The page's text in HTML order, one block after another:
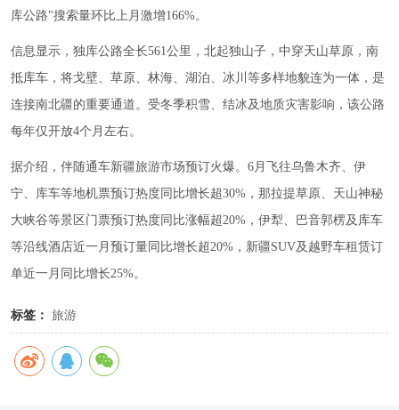
库公路"搜索量环比上月激增166%。
信息显示，独库公路全长561公里，北起独山子，中穿天山草原，南
抵库车，将戈壁、草原、林海、湖泊、冰川等多样地貌连为一体，是
连接南北疆的重要通道。受冬季积雪、结冰及地质灾害影响，该公路
每年仅开放4个月左右。
据介绍，伴随通车新疆旅游市场预订火爆。6月飞往乌鲁木齐、伊
宁、库车等地机票预订热度同比增长超30%，那拉提草原、天山神秘
大峡谷等景区门票预订热度同比涨幅超20%，伊犁、巴音郭楞及库车
等沿线酒店近一月预订量同比增长超20%，新疆SUV及越野车租赁订
单近一月同比增长25%。
标签： 旅游